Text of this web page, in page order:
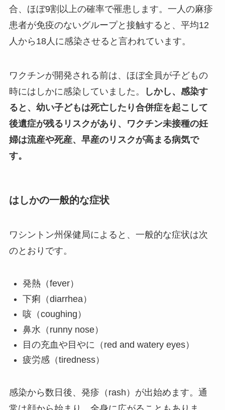
合、ほぼ9割以上の確率で罹患します。一人の麻疹
患者が免疫のないグループと接触すると、平均12
人から18人に感染させると言われています。
ワクチンが開発される前は、ほぼ全員が子どもの
時にはしかに感染していました。
しかし、感染す
ると、幼い子どもは死亡したり合併症を起こして
後遺症が残るリスクがあり、ワクチン未接種の妊
婦は流産や死産、早産のリスクが高まる病気で
す。
はしかの一般的な症状
ワシントン州保健局によると、一般的な症状は次
のとおりです。
発熱（fever）
下痢（diarrhea）
咳（coughing）
鼻水（runny nose）
目の充血や目やに（red and watery eyes）
疲労感（tiredness）
感染から数日後、発疹（rash）が出始めます。通